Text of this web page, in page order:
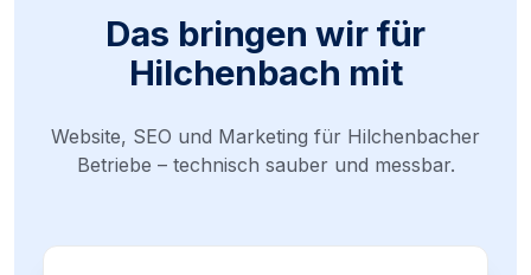
Das bringen wir für
Hilchenbach mit
Website, SEO und Marketing für Hilchenbacher
Betriebe – technisch sauber und messbar.